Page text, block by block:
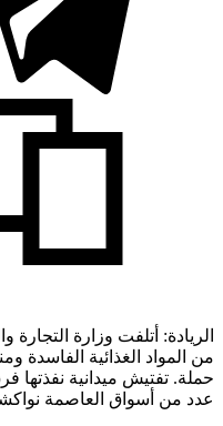
الريادة: أتلفت وزارة
من المواد الغذائية الفاسدة
حملة. تفتيش ميدانية
عدد من أسواق العاصمة